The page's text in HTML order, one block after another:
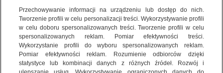
FAKTY | ZOBACZ FAKTY
Dla zwierząt huczna zabawa w sylwestra to prawdziwy koszmar. Eksperci
radzą, jak przetrwać
WIĘCEJ
KANAŁY
Przechowywanie informacji na urządzeniu lub dostęp do nich.
Tworzenie profili w celu personalizacji treści. Wykorzystywanie profili
w celu doboru spersonalizowanych treści. Tworzenie profili w celu
spersonalizowanych reklam. Pomiar efektywności treści.
Wykorzystanie profili do wyboru spersonalizowanych reklam.
Pomiar efektywności reklam. Rozumienie odbiorców dzięki
statystyce lub kombinacji danych z różnych źródeł. Rozwój i